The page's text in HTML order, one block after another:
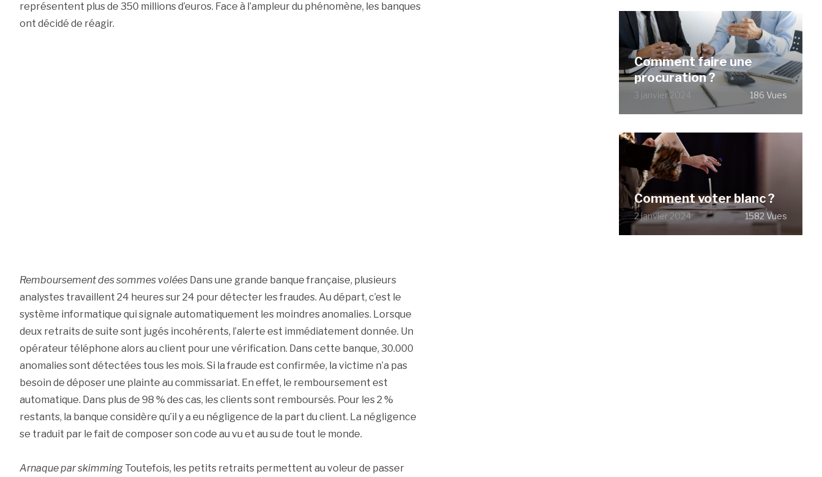
représentent plus de 350 millions d’euros. Face à l’ampleur du phénomène, les banques
ont décidé de réagir.
Remboursement des sommes voléesDans une grande banque française, plusieurs
analystes travaillent 24 heures sur 24 pour détecter les fraudes. Au départ, c’est le
système informatique qui signale automatiquement les moindres anomalies. Lorsque
deux retraits de suite sont jugés incohérents, l’alerte est immédiatement donnée. Un
opérateur téléphone alors au client pour une vérification. Dans cette banque, 30.000
anomalies sont détectées tous les mois. Si la fraude est confirmée, la victime n’a pas
besoin de déposer une plainte au commissariat. En effet, le remboursement est
automatique. Dans plus de 98 % des cas, les clients sont remboursés. Pour les 2 %
restants, la banque considère qu’il y a eu négligence de la part du client. La négligence
se traduit par le fait de composer son code au vu et au su de tout le monde.
Arnaque par skimmingToutefois, les petits retraits permettent au voleur de passer
Comment faire une
procuration ?
3 janvier 2024 186 Vues
Comment voter blanc ?
2 janvier 2024 1582 Vues